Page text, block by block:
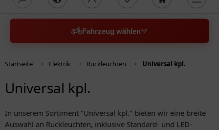
Fahrzeug wählen
Startseite Elektrik Rückleuchten Universal kpl.
Universal kpl.
In unserem Sortiment "Universal kpl." bieten wir eine breite
Auswahl an Rückleuchten, inklusive Standard- und LED-